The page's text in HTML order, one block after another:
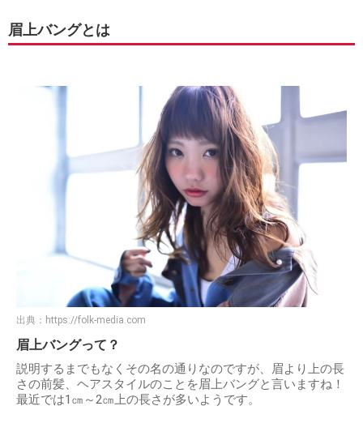
眉上バングとは
出典： https://folk-media.com
眉上バングって？
説明するまでもなくその名の通りなのですが、眉より上の長
さの前髪、ヘアスタイルのことを眉上バングと言いますね！
最近では1㎝～2㎝上の長さが多いようです。